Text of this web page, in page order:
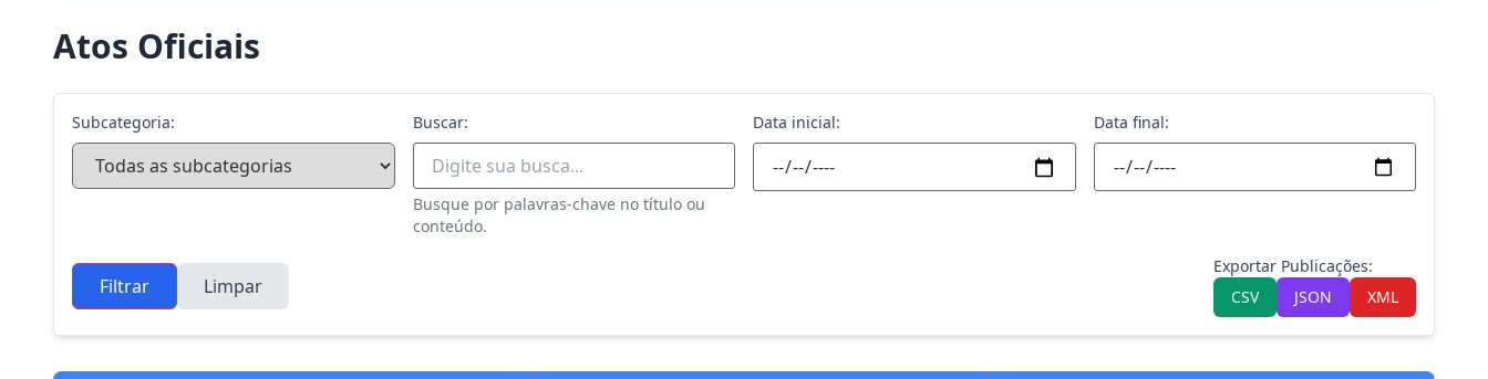
Atos Oficiais
Subcategoria: Buscar:
Busque por palavras-chave no título ou
conteúdo.
Data inicial: Data final:
Filtrar Limpar
Exportar Publicações:
CSV
JSON XML